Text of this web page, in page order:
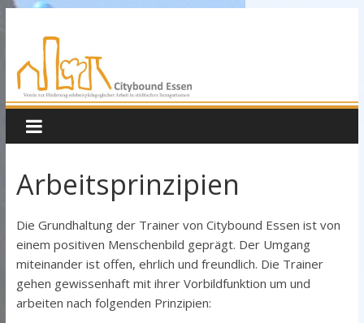
Arbeitsprinzipien
Die Grundhaltung der Trainer von Citybound Essen ist von
einem positiven Menschenbild geprägt. Der Umgang
miteinander ist offen, ehrlich und freundlich. Die Trainer
gehen gewissenhaft mit ihrer Vorbildfunktion um und
arbeiten nach folgenden Prinzipien: